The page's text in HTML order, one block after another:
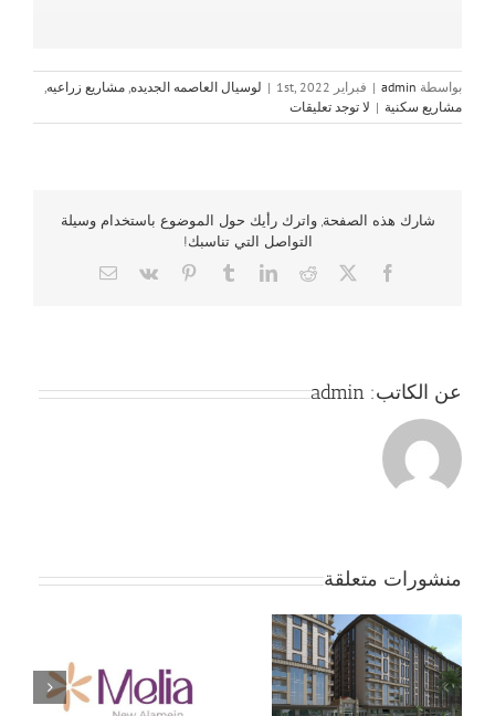
بواسطة admin
| فبراير 1st, 2022 | لوسيال العاصمه الجديده, مشاريع زراعيه,
مشاريع سكنية | لا توجد تعليقات
شارك هذه الصفحة, واترك رأيك حول الموضوع باستخدام وسيلة
التواصل التي تناسبك!
Facebook
X
Reddit
LinkedIn
Tumblr
Pinterest
Vk
Email
عن الكاتب: admin
منشورات متعلقة
جمعية بداية – الموقف
الان … لا تفاوض إلا بعد